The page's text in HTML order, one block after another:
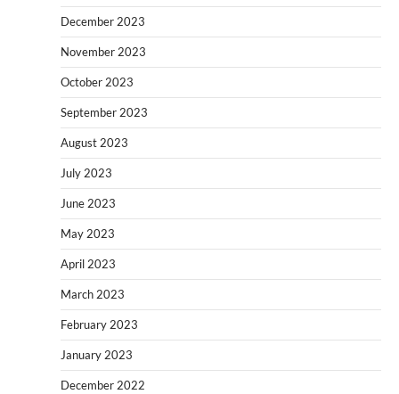
December 2023
November 2023
October 2023
September 2023
August 2023
July 2023
June 2023
May 2023
April 2023
March 2023
February 2023
January 2023
December 2022